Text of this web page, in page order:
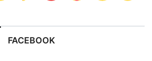
FACEBOOK